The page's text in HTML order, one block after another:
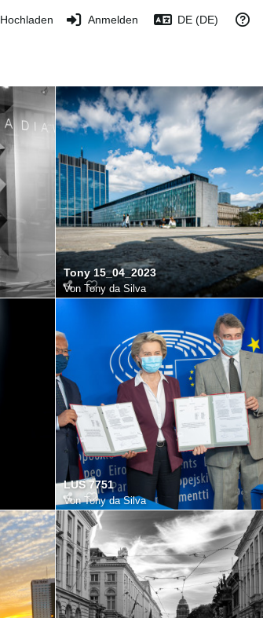
Hochladen Anmelden DE (DE)
Tony 15_04_2023
Von Tony da Silva
LUS 7751
VonTony da Silva